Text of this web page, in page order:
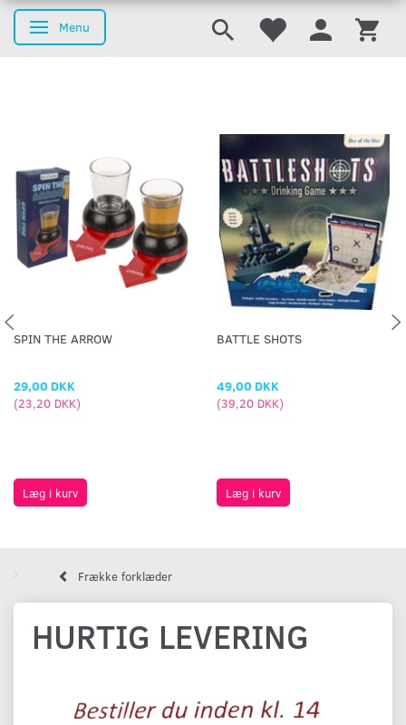
Skifte navigation
Menu
SPIN THE ARROW
29,00 DKK
(23,20 DKK)
Læg i kurv
BATTLE SHOTS
49,00 DKK
(39,20 DKK)
Læg i kurv
Frække forklæder
HURTIG LEVERING